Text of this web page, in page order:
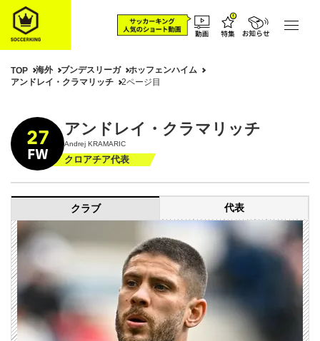
TOP 海外 ブンデスリーガ
ホッフェンハイム
アンドレイ・クラマリッチ
2ページ目
クラブ 代表
27
FW
アンドレイ・クラマリッチ
Andrej KRAMARIC
クロアチア代表